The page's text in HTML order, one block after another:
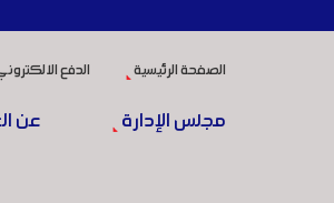
الصفحة الرئيسية الدفع
مجلس الإدارة عن